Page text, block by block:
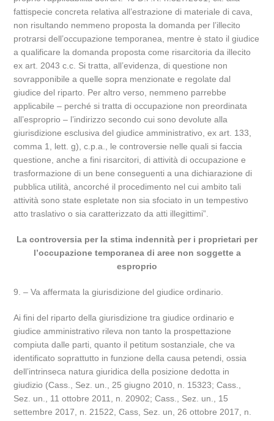
fattispecie concreta relativa all’estrazione di materiale di cava,
non risultando nemmeno proposta la domanda per l’illecito
protrarsi dell’occupazione temporanea, mentre è stato il giudice
a qualificare la domanda proposta come risarcitoria da illecito
ex art. 2043 c.c. Si tratta, all’evidenza, di questione non
sovrapponibile a quelle sopra menzionate e regolate dal
giudice del riparto. Per altro verso, nemmeno parrebbe
applicabile – perché si tratta di occupazione non preordinata
all’esproprio – l’indirizzo secondo cui sono devolute alla
giurisdizione esclusiva del giudice amministrativo, ex art. 133,
comma 1, lett. g), c.p.a., le controversie nelle quali si faccia
questione, anche a fini risarcitori, di attività di occupazione e
trasformazione di un bene conseguenti a una dichiarazione di
pubblica utilità, ancorché il procedimento nel cui ambito tali
attività sono state espletate non sia sfociato in un tempestivo
atto traslativo o sia caratterizzato da atti illegittimi”.
La controversia per la stima indennità per i proprietari per
l’occupazione temporanea di aree non soggette a
esproprio
9. – Va affermata la giurisdizione del giudice ordinario.
Ai fini del riparto della giurisdizione tra giudice ordinario e
giudice amministrativo rileva non tanto la prospettazione
compiuta dalle parti, quanto il petitum sostanziale, che va
identificato soprattutto in funzione della causa petendi, ossia
dell’intrinseca natura giuridica della posizione dedotta in
giudizio (Cass., Sez. un., 25 giugno 2010, n. 15323; Cass.,
Sez. un., 11 ottobre 2011, n. 20902; Cass., Sez. un., 15
settembre 2017, n. 21522, Cass, Sez. un, 26 ottobre 2017, n.